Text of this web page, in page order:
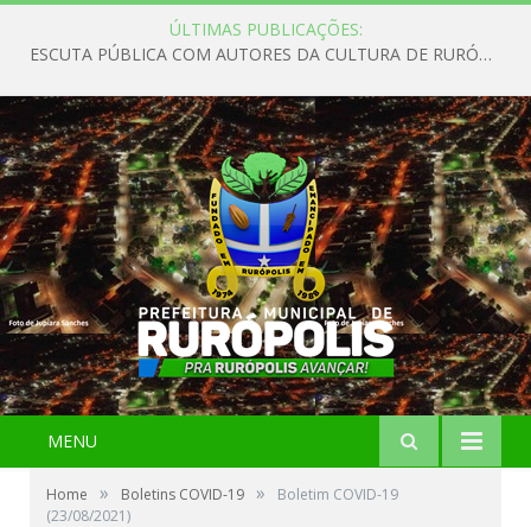
ÚLTIMAS PUBLICAÇÕES:
ESCUTA PÚBLICA COM AUTORES DA CULTURA DE RURÓPOLIS
MENU
Home » Boletins COVID-19 »
Boletim COVID-19
(23/08/2021)